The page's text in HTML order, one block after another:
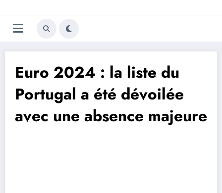
au
contenu
Trivela
L'actualité du football
Euro 2024 : la liste du
Portugal a été dévoilée
avec une absence majeure